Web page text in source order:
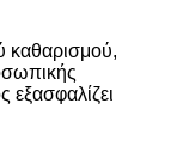
καθαρισμού,
εξασφαλίζει